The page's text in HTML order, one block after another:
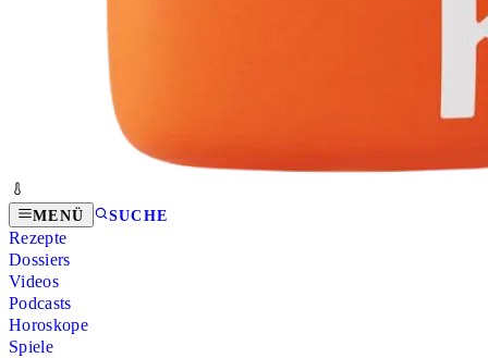
MENÜ SUCHE
Rezepte
Dossiers
Videos
Podcasts
Horoskope
Spiele